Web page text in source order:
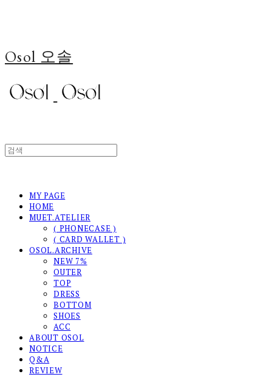
Osol 오솔
MY PAGE
HOME
MUET.ATELIER
( PHONECASE )
( CARD WALLET )
OSOL.ARCHIVE
NEW 7%
OUTER
TOP
DRESS
BOTTOM
SHOES
ACC
ABOUT OSOL
NOTICE
Q&A
REVIEW